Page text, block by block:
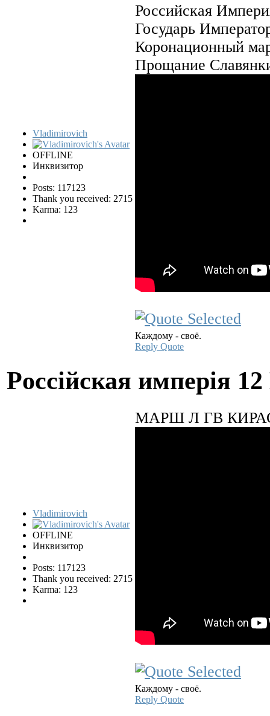
Vladimirovich
OFFLINE
Инквизитор
Posts: 117123
Thank you received: 2715
Karma: 123
Российская
Государь
Коронационный
Прощание
Каждому - своё.
Reply Quote
Pocciйская имперiя
Vladimirovich
OFFLINE
Инквизитор
Posts: 117123
Thank you received: 2715
Karma: 123
МАРШ Л ГВ
Каждому - своё.
Reply Quote